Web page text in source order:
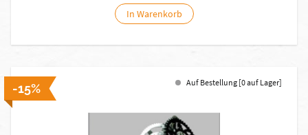
In Warenkorb
-15% Auf Bestellung [0 auf Lager]